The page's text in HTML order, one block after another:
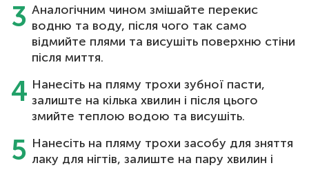
Аналогічним чином змішайте перекис
водню та воду, після чого так само
відмийте плями та висушіть поверхню стіни
після миття.
Нанесіть на пляму трохи зубної пасти,
залиште на кілька хвилин і після цього
змийте теплою водою та висушіть.
Нанесіть на пляму трохи засобу для зняття
лаку для нігтів, залиште на пару хвилин і